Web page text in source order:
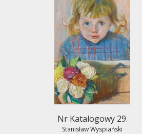
Nr Katalogowy 29.
Stanisław Wyspiański